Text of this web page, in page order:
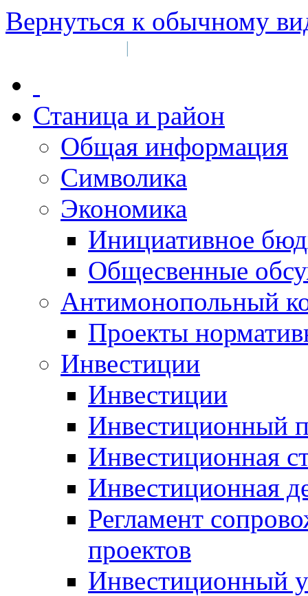
Вернуться к обычному
|
Станица и район
Общая информация
Символика
Экономика
Инициативное
Общесвенные
Антимонопольный
Проекты
Инвестиции
Инвестиции
Инвестиционный
Инвестиционная
Инвестиционная
Регламент
проектов
Инвестиционный